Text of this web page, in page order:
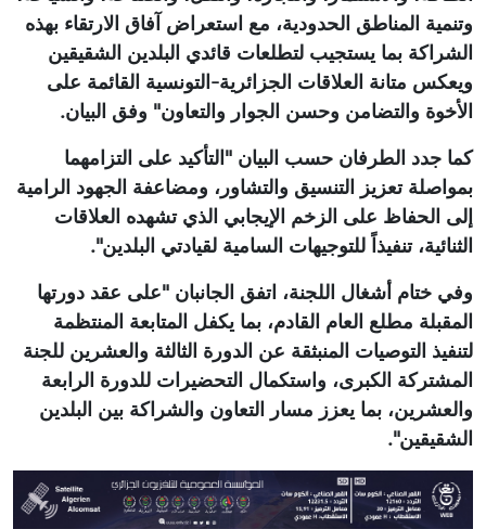
وتنمية المناطق الحدودية، مع استعراض آفاق الارتقاء بهذه
الشراكة بما يستجيب لتطلعات قائدي البلدين الشقيقين
ويعكس متانة العلاقات الجزائرية-التونسية القائمة على
الأخوة والتضامن وحسن الجوار والتعاون" وفق البيان.
كما جدد الطرفان حسب البيان "التأكيد على التزامهما
بمواصلة تعزيز التنسيق والتشاور، ومضاعفة الجهود الرامية
إلى الحفاظ على الزخم الإيجابي الذي تشهده العلاقات
الثنائية، تنفيذاً للتوجيهات السامية لقيادتي البلدين".
وفي ختام أشغال اللجنة، اتفق الجانبان "على عقد دورتها
المقبلة مطلع العام القادم، بما يكفل المتابعة المنتظمة
لتنفيذ التوصيات المنبثقة عن الدورة الثالثة والعشرين للجنة
المشتركة الكبرى، واستكمال التحضيرات للدورة الرابعة
والعشرين، بما يعزز مسار التعاون والشراكة بين البلدين
الشقيقين".